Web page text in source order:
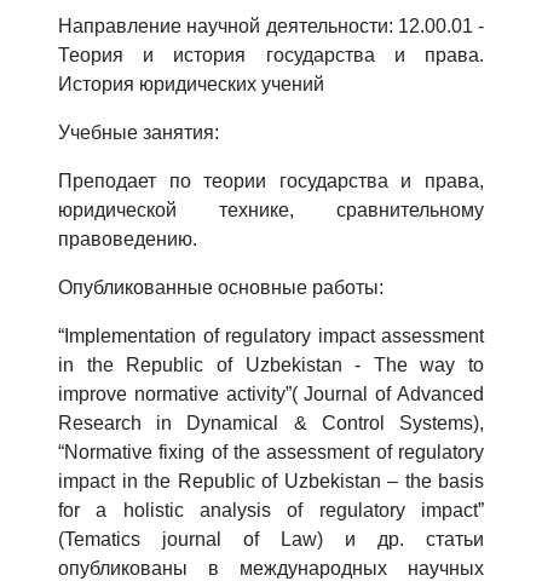
Направление научной деятельности: 12.00.01 -
Теория и история государства и права.
История юридических учений
Учебные занятия:
Преподает по теории государства и права,
юридической технике, сравнительному
правоведению.
Опубликованные основные работы:
“Implementation of regulatory impact assessment
in the Republic of Uzbekistan - The way to
improve normative activity”( Journal of Advanced
Research in Dynamical & Control Systems),
“Normative fixing of the assessment of regulatory
impact in the Republic of Uzbekistan – the basis
for a holistic analysis of regulatory impact”
(Tematics journal of Law) и др. статьи
опубликованы в международных научных